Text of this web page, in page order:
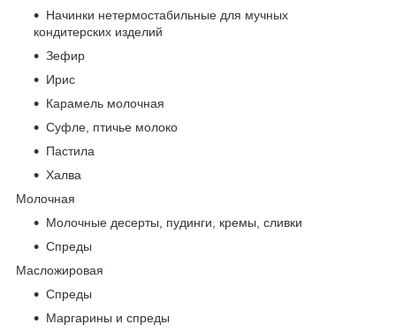
Начинки нетермостабильные для мучных
кондитерских изделий
Зефир
Ирис
Карамель молочная
Суфле, птичье молоко
Пастила
Халва
Молочная
Молочные десерты, пудинги, кремы, сливки
Спреды
Масложировая
Спреды
Маргарины и спреды